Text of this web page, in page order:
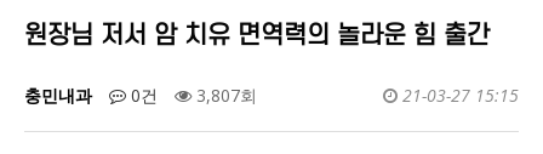
원장님 저서 암 치유 면역력의 놀라운 힘 출간
충민내과 0건 3,807회 21-03-27 15:15